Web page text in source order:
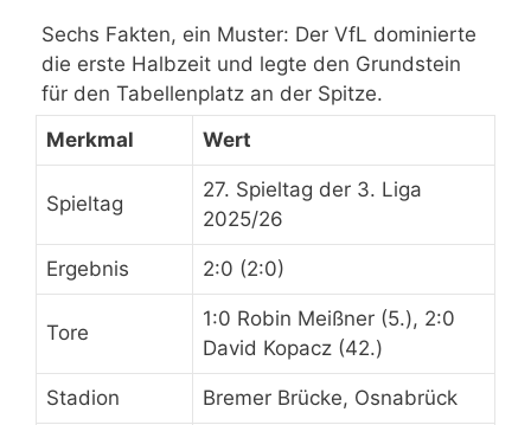
Sechs Fakten, ein Muster: Der VfL dominierte
die erste Halbzeit und legte den Grundstein
für den Tabellenplatz an der Spitze.
Merkmal
Wert
Spieltag
27. Spieltag der 3. Liga
2025/26
Ergebnis 2:0 (2:0)
Tore
1:0 Robin Meißner (5.), 2:0
David Kopacz (42.)
Stadion Bremer Brücke, Osnabrück